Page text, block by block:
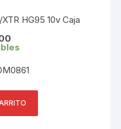
HG95 10v Caja